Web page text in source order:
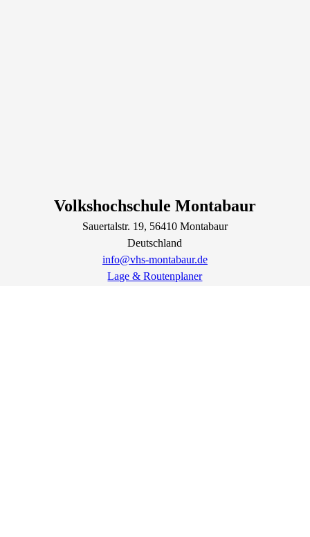
Volkshochschule Montabaur
Sauertalstr. 19, 56410 Montabaur
Deutschland
info@vhs-montabaur.de
Lage & Routenplaner